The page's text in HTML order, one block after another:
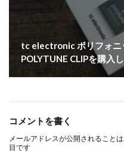
tc electronic ポリフォニ
POLYTUNE CLIPを購入
コメントを書く
メールアドレスが公開されることは
目です